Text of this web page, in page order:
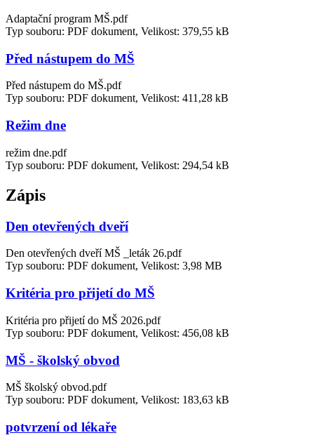
Adaptační program MŠ.pdf
Typ souboru: PDF dokument, Velikost: 379,55 kB
Před nástupem do MŠ
Před nástupem do MŠ.pdf
Typ souboru: PDF dokument, Velikost: 411,28 kB
Režim dne
režim dne.pdf
Typ souboru: PDF dokument, Velikost: 294,54 kB
Zápis
Den otevřených dveří
Den otevřených dveří MŠ _leták 26.pdf
Typ souboru: PDF dokument, Velikost: 3,98 MB
Kritéria pro přijetí do MŠ
Kritéria pro přijetí do MŠ 2026.pdf
Typ souboru: PDF dokument, Velikost: 456,08 kB
MŠ - školský obvod
MŠ školský obvod.pdf
Typ souboru: PDF dokument, Velikost: 183,63 kB
potvrzení od lékaře